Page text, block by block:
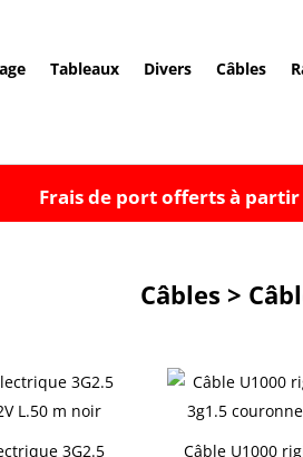
Tableaux Divers Câbles
Frais de port offerts à partir
Câbles >
3G2.5 Câble U1000